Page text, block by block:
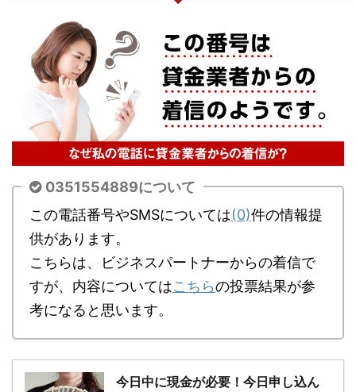
0351554889について
この電話番号やSMSについては(0)件の情報提
供があります。
こちらは、ビジネスパートナーからの着信で
すが、内容についてはこちらの投票結果が参
考になると思います。
今日中に現金が必要！今日申し込ん